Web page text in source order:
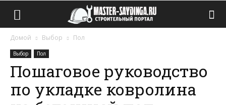
Домой Выбор Пол
Выбор Пол
Пошаговое руководство
по укладке ковролина